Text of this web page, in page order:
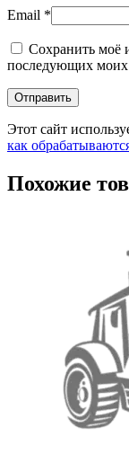
Email *
Сохранить моё
последующих моих
Этот сайт
как
Похожие